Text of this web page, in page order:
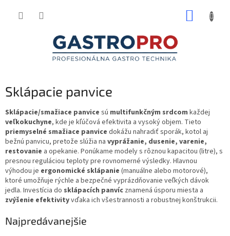
Sklápacie panvice
Sklápacie/smažiace panvice sú multifunkčným srdcom každej
veľkokuchyne, kde je kľúčová efektivita a vysoký objem. Tieto
priemyselné smažiace panvice dokážu nahradiť sporák, kotol aj
bežnú panvicu, pretože slúžia na vyprážanie, dusenie, varenie,
restovanie a opekanie. Ponúkame modely s rôznou kapacitou (litre), s
presnou reguláciou teploty pre rovnomerné výsledky. Hlavnou
výhodou je ergonomické sklápanie (manuálne alebo motorové),
ktoré umožňuje rýchle a bezpečné vyprázdňovanie veľkých dávok
jedla. Investícia do sklápacích panvíc znamená úsporu miesta a
zvýšenie efektivityvďaka ich všestrannosti a robustnej konštrukcii.
Najpredávanejšie